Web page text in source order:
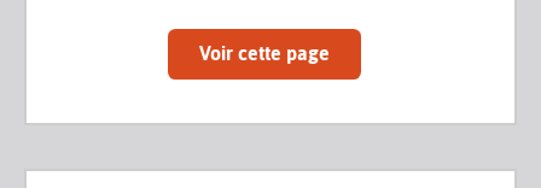
Voir cette page